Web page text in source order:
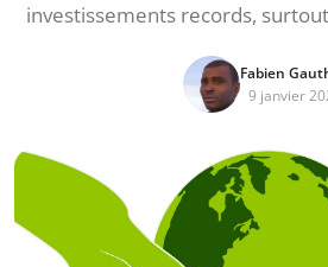
investissements records,
Fabien
9 janvier